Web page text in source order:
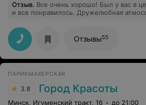
Отзыв. Все очень хорошо! Был у вас в
и все понравилось. Дружелюбная
Отдельно хочу отметить Шамрей Елена
помогла мне и ответила на все мои
Отзывы55
ПАРИКМАХЕРСКАЯ
3.8 Город Красоты
Минск, Игуменский тракт, 16 до 21:00